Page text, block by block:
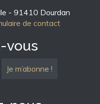
- 91410 Dourdan
de contact
vous